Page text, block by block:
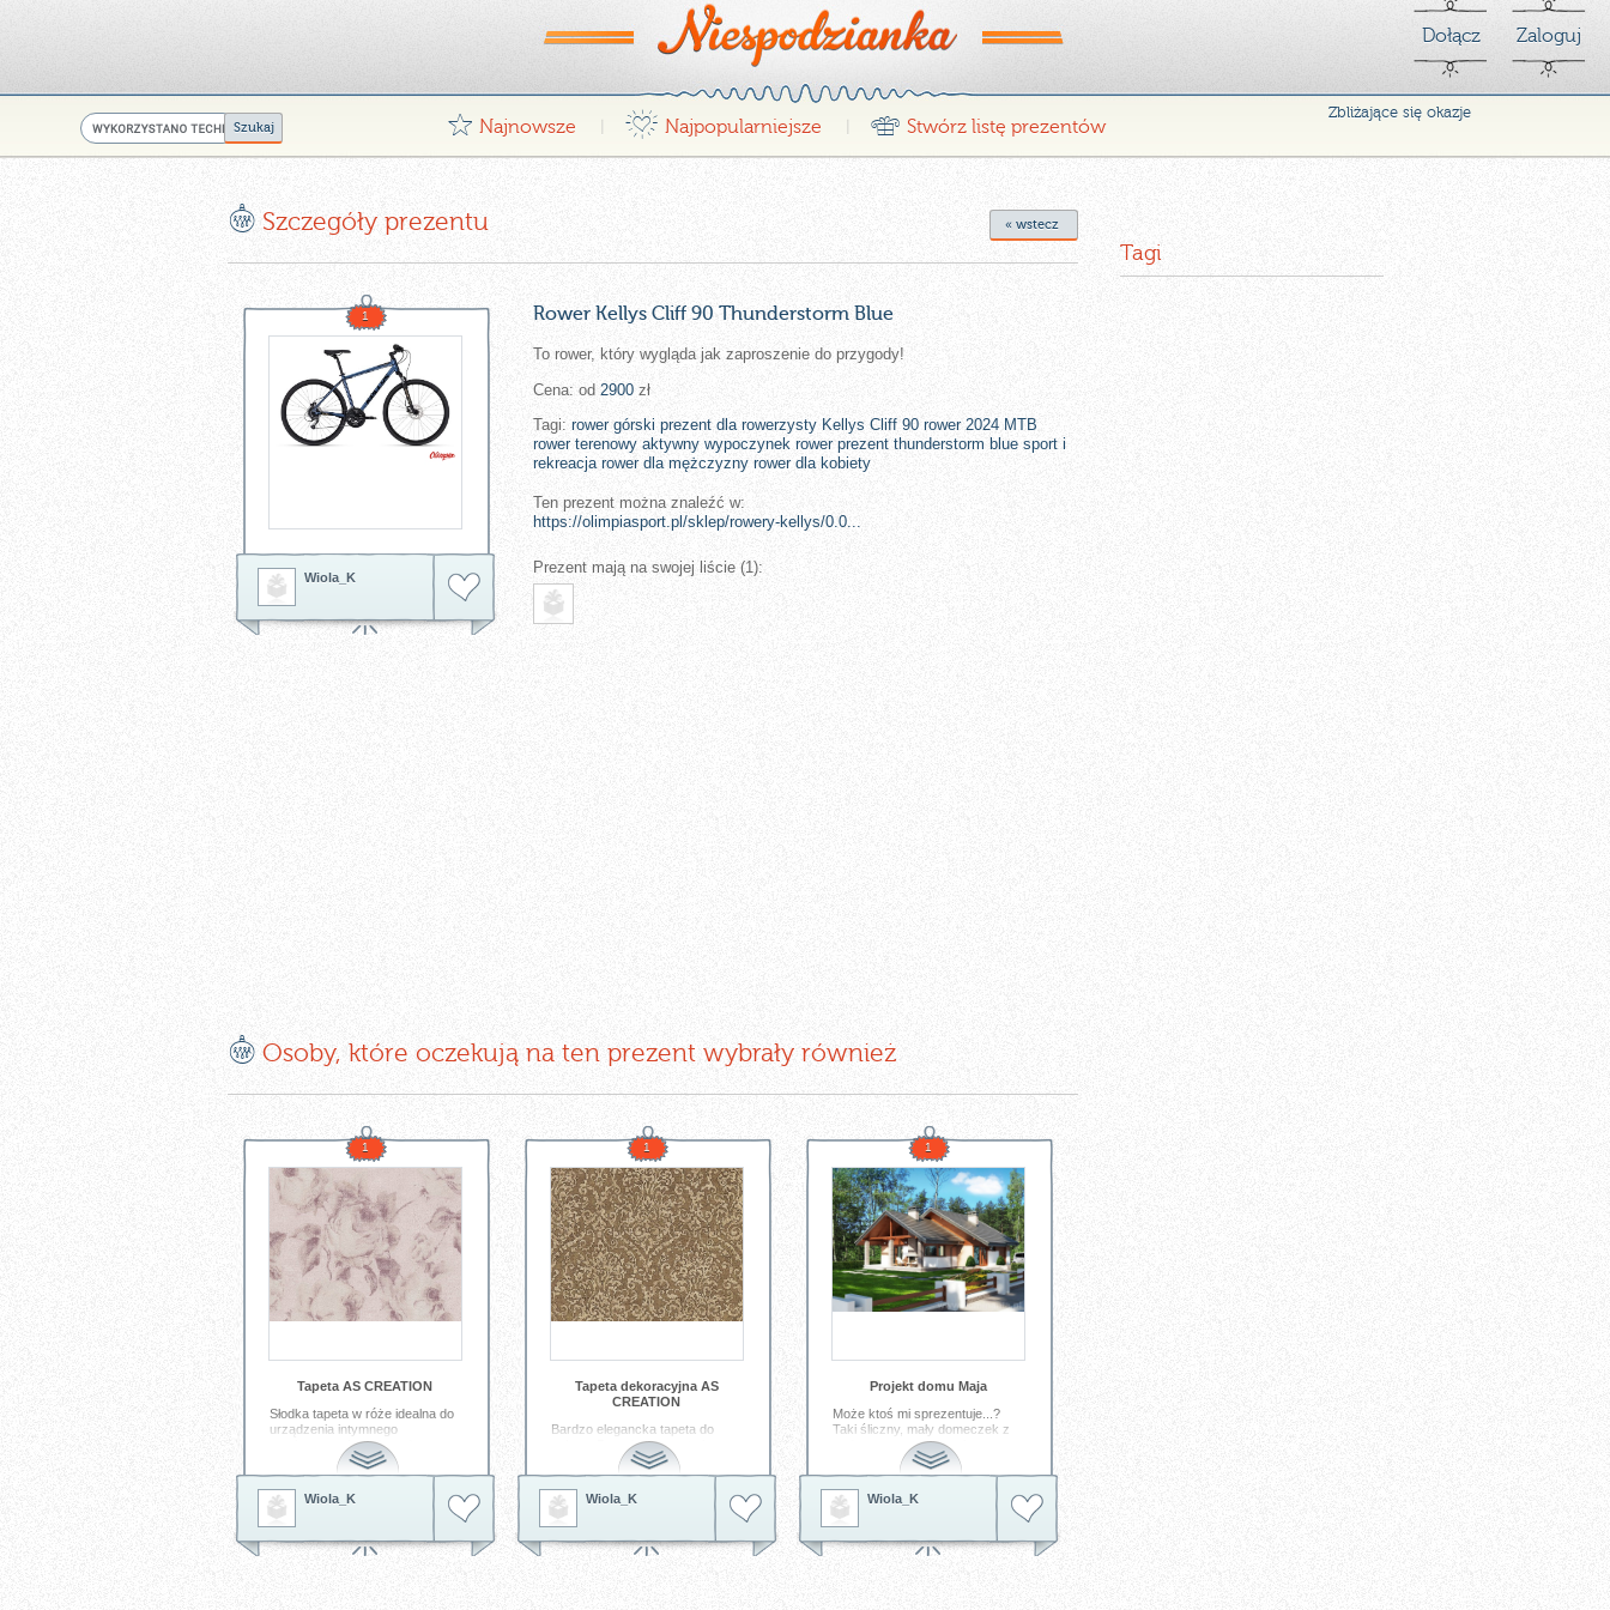
Dołącz Zaloguj
G Najnowsze ¤ Najpopularniejsze r Stwórz listę prezentów
Zbliżające się okazje
E Szczegóły prezentu « wstecz
1
Wiola_K
Rower Kellys Cliff 90 Thunderstorm Blue
To rower, który wygląda jak zaproszenie do przygody!
Cena: od 2900zł
Tagi: rower górski prezent dla rowerzysty Kellys Cliff 90 rower 2024 MTB
rower terenowy aktywny wypoczynek rower prezent thunderstorm blue sport i
rekreacja rower dla mężczyzny rower dla kobiety
Ten prezent można znaleźć w:
https://olimpiasport.pl/sklep/rowery-kellys/0.0...
Prezent mają na swojej liście (1):
E Osoby, które oczekują na ten prezent wybrały również
1
Tapeta AS CREATION
Słodka tapeta w róże idealna do
urządzenia intymnego
pomieszczenia w domu;) -
kolekcja AS CREATION
BOHEMIAN BURLESQUE
http://innetapety.pl/bohemian-
burlesque
tapeta
ścienna tapeta do salonu tapeta
Wiola_K
1
Tapeta dekoracyjna AS
CREATION
Bardzo elegancka tapeta do
salonu. Prawda, że warto ją
Tagi:
as creation tapeta do salonu
Wiola_K
1
Projekt domu Maja
Może ktoś mi sprezentuje...?
Taki śliczny, mały domeczek z
zadaszonym tarasem i
kominkiem na tarasie...
Tagi:
projekt projekt maja
Wiola_K
Tagi